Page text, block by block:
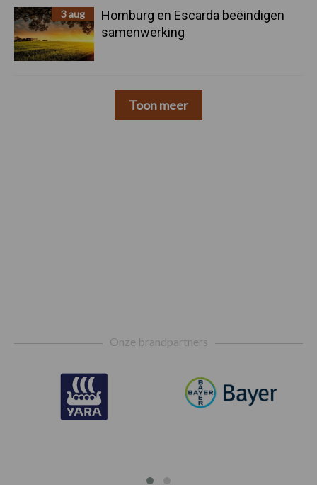
3 aug
Homburg en Escarda beëindigen
samenwerking
Toon meer
Onze brandpartners